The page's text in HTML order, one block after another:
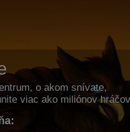
o akom snívate,
viac ako miliónov